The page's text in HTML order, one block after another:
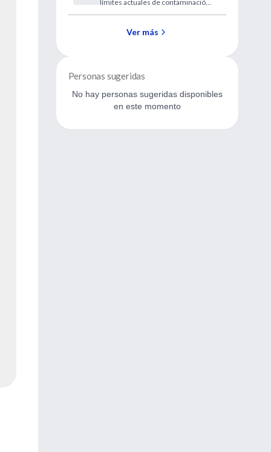
límites actuales de contaminación
Ver más
Personas sugeridas
No hay personas sugeridas disponibles
en este momento